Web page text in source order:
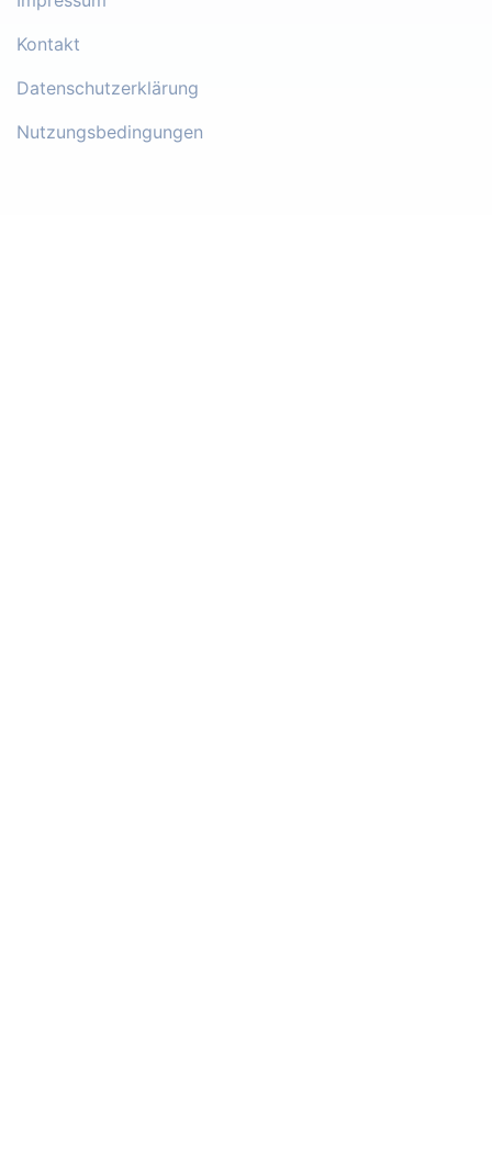
Kontakt
Datenschutzerklärung
Nutzungsbedingungen